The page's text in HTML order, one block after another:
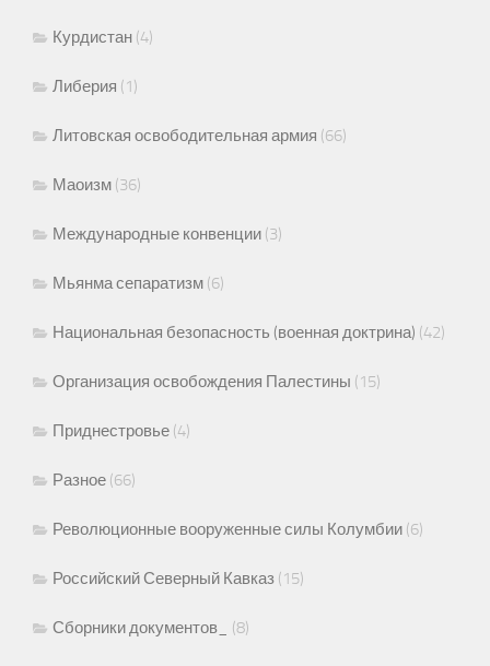
Курдистан (4)
Либерия (1)
Литовская освободительная армия (66)
Маоизм (36)
Международные конвенции (3)
Мьянма сепаратизм (6)
Национальная безопасность (военная доктрина) (42)
Организация освобождения Палестины (15)
Приднестровье (4)
Разное (66)
Революционные вооруженные силы Колумбии (6)
Российский Северный Кавказ (15)
Сборники документов_ (8)